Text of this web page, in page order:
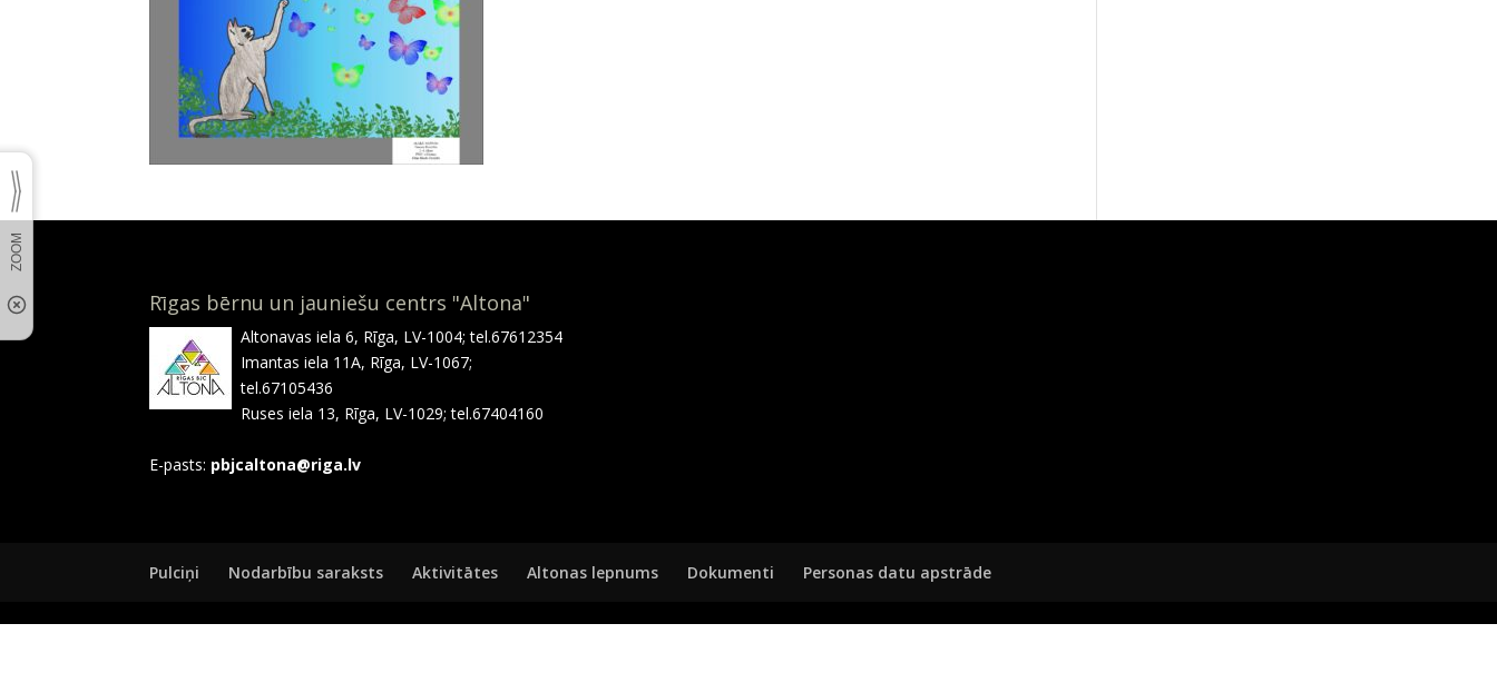
Rīgas bērnu un jauniešu centrs "Altona"
Altonavas iela 6, Rīga, LV-1004; tel.67612354
Imantas iela 11A, Rīga, LV-1067;
tel.67105436
Ruses iela 13, Rīga, LV-1029; tel.67404160
E-pasts: pbjcaltona@riga.lv
Pulciņi Nodarbību saraksts Aktivitātes Altonas lepnums Dokumenti Personas datu apstrāde